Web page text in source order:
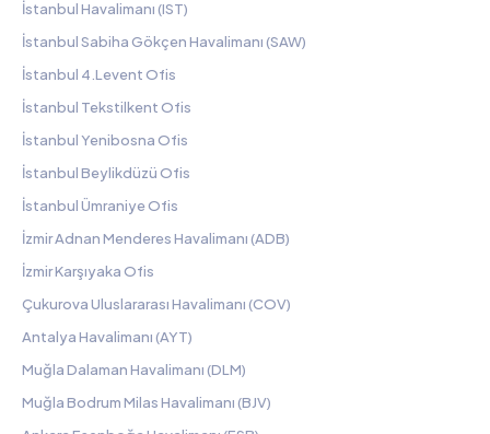
İstanbul Havalimanı (IST)
İstanbul Sabiha Gökçen Havalimanı (SAW)
İstanbul 4.Levent Ofis
İstanbul Tekstilkent Ofis
İstanbul Yenibosna Ofis
İstanbul Beylikdüzü Ofis
İstanbul Ümraniye Ofis
İzmir Adnan Menderes Havalimanı (ADB)
İzmir Karşıyaka Ofis
Çukurova Uluslararası Havalimanı (COV)
Antalya Havalimanı (AYT)
Muğla Dalaman Havalimanı (DLM)
Muğla Bodrum Milas Havalimanı (BJV)